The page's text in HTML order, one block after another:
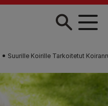
Suurille Koirille Tarkoitetut